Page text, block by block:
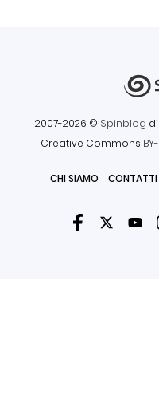
2007-2026 © Spinblog
Creative Commons
CHI SIAMO CONTATTI